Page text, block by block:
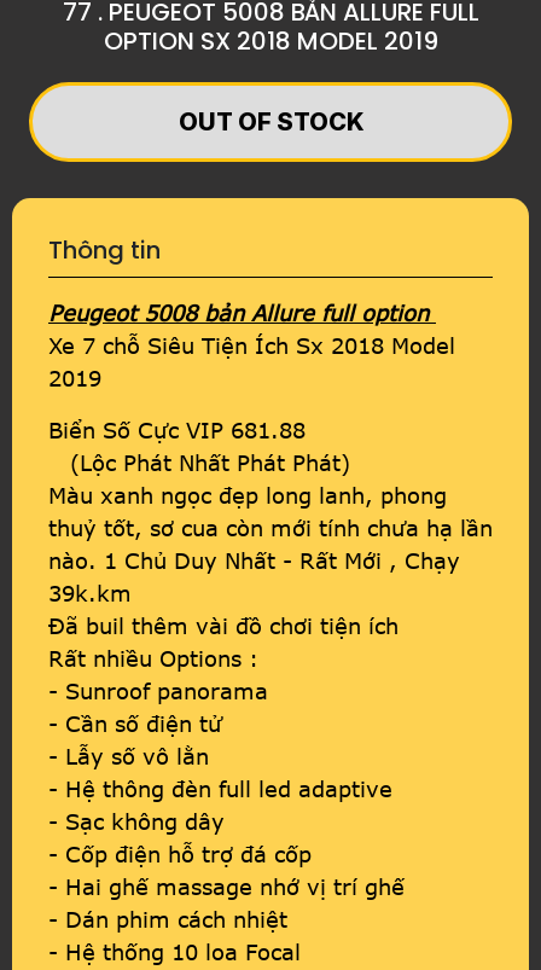
77 . PEUGEOT 5008 BẢN ALLURE FULL
OPTION SX 2018 MODEL 2019
OUT OF STOCK
Thông tin
Peugeot 5008 bản Allure full option
Xe 7 chỗ Siêu Tiện Ích Sx 2018 Model
2019
Biển Số Cực VIP 681.88
(Lộc Phát Nhất Phát Phát)
Màu xanh ngọc đẹp long lanh, phong
thuỷ tốt, sơ cua còn mới tính chưa hạ lần
nào. 1 Chủ Duy Nhất - Rất Mới , Chạy
39k.km
Đã buil thêm vài đồ chơi tiện ích
Rất nhiều Options :
- Sunroof panorama
- Cần số điện tử
- Lẫy số vô lằn
- Hệ thông đèn full led adaptive
- Sạc không dây
- Cốp điện hỗ trợ đá cốp
- Hai ghế massage nhớ vị trí ghế
- Dán phim cách nhiệt
- Hệ thống 10 loa Focal